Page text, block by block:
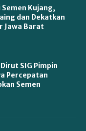
Semen Kujang,
dan Dekatkan
Jawa Barat
SIG Pimpin
Percepatan
Semen